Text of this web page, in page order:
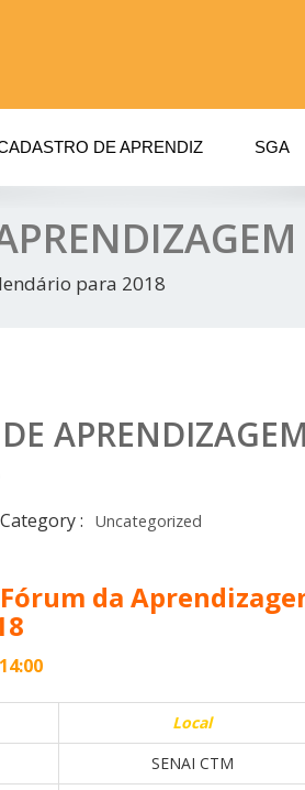
DE APRENDIZ SGA
para 2018
APRENDIZAGEM
Category : Uncategorized
da
Local
SENAI CTM